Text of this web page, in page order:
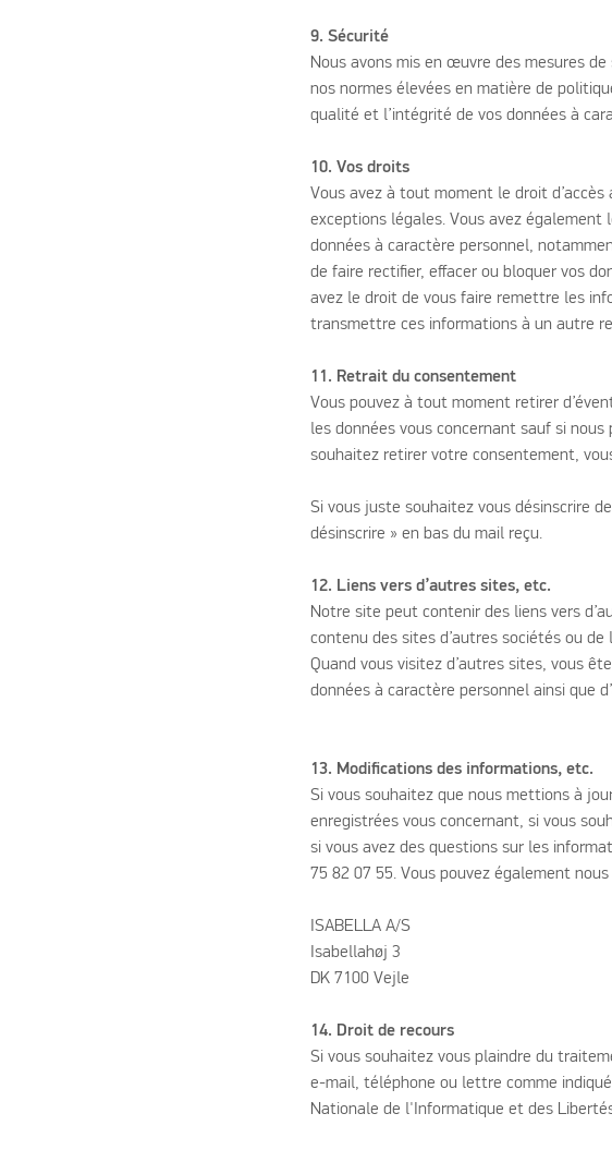
9. Sécurité
Nous avons mis en œuvre des mesures
nos normes élevées en matière de
qualité et l’intégrité de vos données à
10. Vos droits
Vous avez à tout moment le droit
exceptions légales. Vous avez
données à caractère personnel,
de faire rectifier, effacer ou bloquer vos
avez le droit de vous faire remettre les
transmettre ces informations à un autre
11. Retrait du consentement
Vous pouvez à tout moment retirer
les données vous concernant sauf si
souhaitez retirer votre consentement,
Si vous juste souhaitez vous désinscrire
désinscrire » en bas du mail reçu.
12. Liens vers d’autres sites, etc.
Notre site peut contenir des liens vers
contenu des sites d’autres sociétés ou
Quand vous visitez d’autres sites, vous
données à caractère personnel ainsi que
13. Modifications des informations, etc.
Si vous souhaitez que nous mettions à
enregistrées vous concernant, si vous
si vous avez des questions sur les
75 82 07 55. Vous pouvez également
ISABELLA A/S
Isabellahøj 3
DK 7100 Vejle
14. Droit de recours
Si vous souhaitez vous plaindre du
e-mail, téléphone ou lettre comme
Nationale de l'Informatique et des